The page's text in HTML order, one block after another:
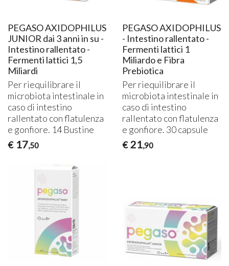
PEGASO AXIDOPHILUS
JUNIOR dai 3 anni in su -
Intestino rallentato -
Fermenti lattici 1,5
Miliardi
Per riequilibrare il
microbiota intestinale in
caso di intestino
rallentato con flatulenza
e gonfiore. 14 Bustine
€ 17,50
PEGASO AXIDOPHILUS
- Intestino rallentato -
Fermenti lattici 1
Miliardo e Fibra
Prebiotica
Per riequilibrare il
microbiota intestinale in
caso di intestino
rallentato con flatulenza
e gonfiore. 30 capsule
€ 21,90